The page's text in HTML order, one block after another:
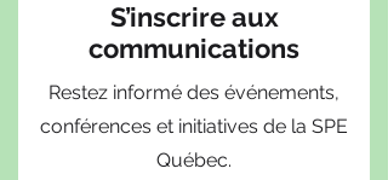
S’inscrire aux
communications
Restez informé des événements,
conférences et initiatives de la SPE
Québec.